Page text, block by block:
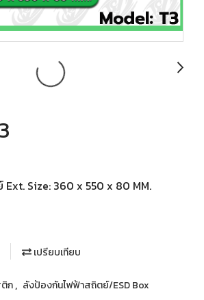
Size: 360 x 550 x 80 MM.
เปรียบเทียบ
ก, ลังป้องกันไฟฟ้าสถิตย์/ESD Box